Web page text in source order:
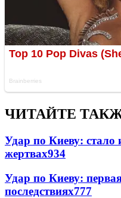
ЧИТАЙТЕ
Удар по Киеву: стало
жертвах934
Удар по Киеву:
последствиях777